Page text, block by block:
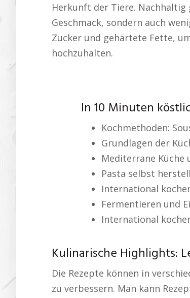
Herkunft der Tiere.
Geschmack, sondern auch
Zucker und gehärtete Fette,
hochzuhalten.
In 10 Minuten
Kochmethoden:
Grundlagen der
Mediterrane Küche
Pasta selbst
International
Fermentieren und
International
Kulinarische Highlights:
Die Rezepte können in
zu verbessern. Man kann